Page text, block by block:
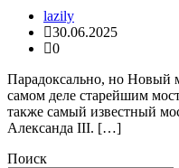
lazily
30.06.2025
0
Парадоксально, но Новый
самом деле старейшим
также самый известный
Александа III. […]
Поиск